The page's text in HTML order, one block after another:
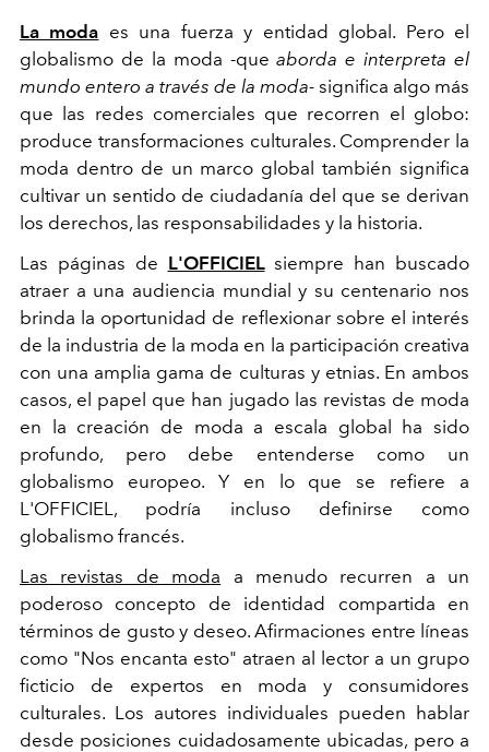
La moda es una fuerza y entidad global. Pero el
globalismo de la moda -queaborda e interpreta el
mundo entero a través de la moda- significa algo más
que las redes comerciales que recorren el globo:
produce transformaciones culturales. Comprender la
moda dentro de un marco global también significa
cultivar un sentido de ciudadanía del que se derivan
los derechos, las responsabilidades y la historia.
Las páginas de L'OFFICIELsiempre han buscado
atraer a una audiencia mundial y su centenario nos
brinda la oportunidad de reflexionar sobre el interés
de la industria de la moda en la participación creativa
con una amplia gama de culturas y etnias. En ambos
casos, el papel que han jugado las revistas de moda
en la creación de moda a escala global ha sido
profundo, pero debe entenderse como un
globalismo europeo. Y en lo que se refiere a
L'OFFICIEL, podría incluso definirse como
globalismo francés.
Las revistas de moda a menudo recurren a un
poderoso concepto de identidad compartida en
términos de gusto y deseo. Afirmaciones entre líneas
como "Nos encanta esto" atraen al lector a un grupo
ficticio de expertos en moda y consumidores
culturales. Los autores individuales pueden hablar
desde posiciones cuidadosamente ubicadas, pero a